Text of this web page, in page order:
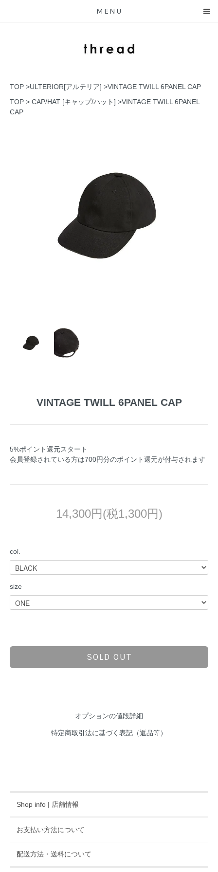
MENU
TOP >ULTERIOR[アルテリア] >VINTAGE TWILL 6PANEL CAP
TOP > CAP/HAT [キャップ/ハット] >VINTAGE TWILL 6PANEL
CAP
VINTAGE TWILL 6PANEL CAP
5%ポイント還元スタート
会員登録されている方は700円分のポイント還元が付与されます
14,300円(税1,300円)
col.
size
SOLD OUT
オプションの値段詳細
特定商取引法に基づく表記（返品等）
Shop info | 店舗情報
お支払い方法について
配送方法・送料について